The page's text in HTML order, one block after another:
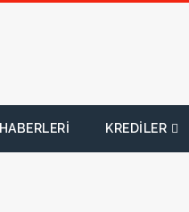
KREDILER